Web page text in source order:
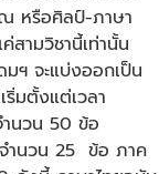
หรือศิลป์-ภาษา
สามวิชานี้เท่านั้น
ฯ จะแบ่งออกเป็น
ริ่มตั้งแต่เวลา
นวน 50 ข้อ
ำนวน 25 ข้อ ภาค